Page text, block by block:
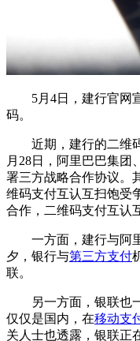
5月4日，建行官网宣
码。
近期，建行的二维码
月28日，阿里巴巴集团
署三方战略合作协议。
维码支付互认互扫饱受
合作，二维码支付互认
一方面，建行与阿里
夕，银行与第三方支付
联。
另一方面，银联也一
仅仅是国内，在移动支
关人士也透露，银联正